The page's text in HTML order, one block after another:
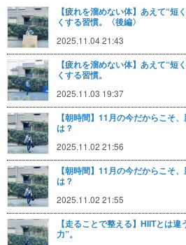
【疲れを溜めない体】あえて“短
くする習慣。〈後編〉
2025.11.04 21:43
【疲れを溜めない体】あえて“短
くする習慣。
2025.11.03 19:37
【朝時間】11月の今だからこそ
は？
2025.11.02 21:56
【朝時間】11月の今だからこそ
は？
2025.11.02 21:55
【走ることで整える】HIITとは
力”。